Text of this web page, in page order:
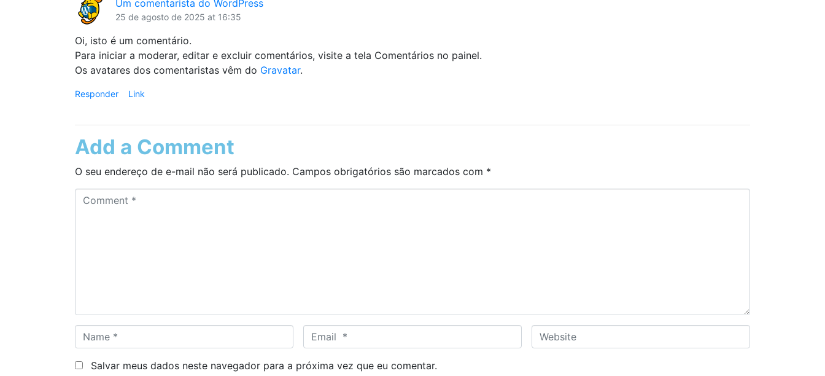
Um comentarista do WordPress
25 de agosto de 2025 at 16:35
Oi, isto é um comentário.
Para iniciar a moderar, editar e excluir comentários, visite a tela Comentários no painel.
Os avatares dos comentaristas vêm do Gravatar.
Responder Link
Add a Comment
O seu endereço de e-mail não será publicado. Campos obrigatórios são marcados com *
a
m
m
a
W
e
Salvar meus dados neste navegador para a próxima vez que eu comentar.